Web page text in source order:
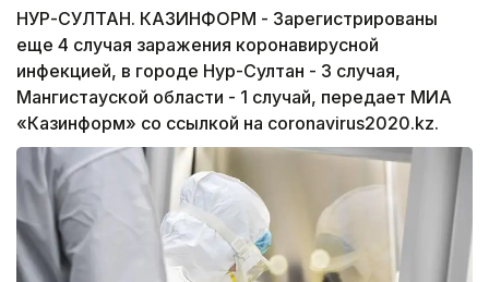
НУР-СУЛТАН. КАЗИНФОРМ - Зарегистрированы
еще 4 случая заражения коронавирусной
инфекцией, в городе Нур-Султан - 3 случая,
Мангистауской области - 1 случай, передает МИА
«Казинформ» со ссылкой на coronavirus2020.kz.